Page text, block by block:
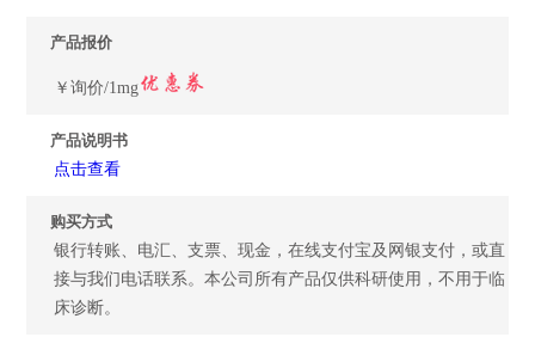
产品报价
￥询价/1mg
产品说明书
点击查看
购买方式
银行转账、电汇、支票、现金，在线支付宝及网银支付，或直
接与我们电话联系。本公司所有产品仅供科研使用，不用于临
床诊断。